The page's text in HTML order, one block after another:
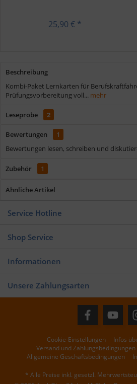
25,90 € *
Beschreibung
Kombi-Paket Lernkarten für
Prüfungsvorbereitung voll... mehr
Leseprobe 2
Bewertungen
1
Bewertungen lesen, schreiben und
Zubehör 1
Ähnliche Artikel
Service Hotline
Shop Service
Informationen
Unsere Zahlungsarten
Cookie-Einstellungen
Infos
Versand und Zahlungsbedingungen
Allgemeine Geschäftsbedingungen
* Alle Preise inkl. gesetzl.